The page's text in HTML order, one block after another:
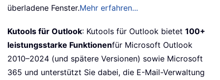
überladene Fenster.Mehr erfahren...
Kutools für Outlook: Kutools für Outlook bietet 100+
leistungsstarke Funktionenfür Microsoft Outlook
2010–2024 (und spätere Versionen) sowie Microsoft
365 und unterstützt Sie dabei, die E-Mail-Verwaltung